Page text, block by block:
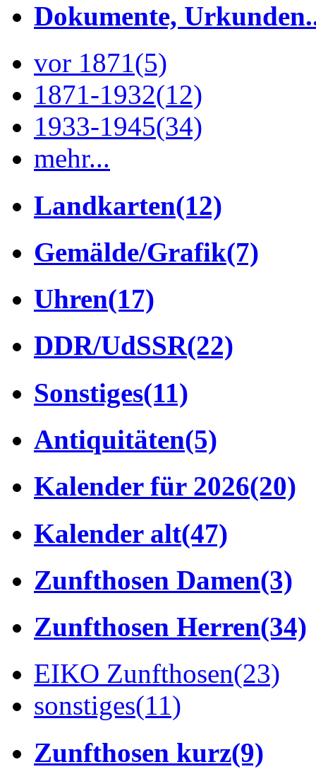
Dokumente,
vor 1871(5)
1871-1932(12)
1933-1945(34)
mehr...
Landkarten(12)
Gemälde/Grafik(7)
Uhren(17)
DDR/UdSSR(22)
Sonstiges(11)
Antiquitäten(5)
Kalender für 2026(20)
Kalender alt(47)
Zunfthosen Damen(3)
Zunfthosen Herren(34)
EIKO Zunfthosen(23)
sonstiges(11)
Zunfthosen kurz(9)